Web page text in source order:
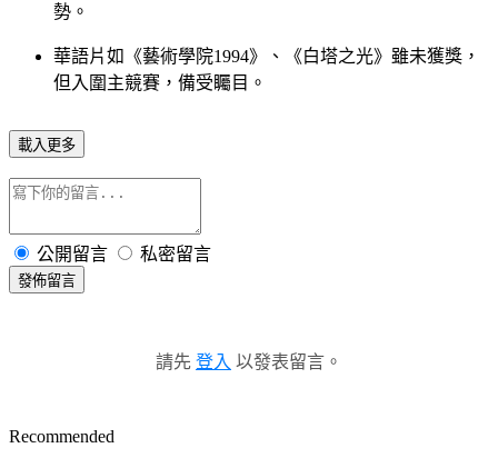
勢。
華語片如《藝術學院1994》、《白塔之光》雖未獲獎，
但入圍主競賽，備受矚目。
載入更多
公開留言 私密留言
發佈留言
請先 登入 以發表留言。
Recommended